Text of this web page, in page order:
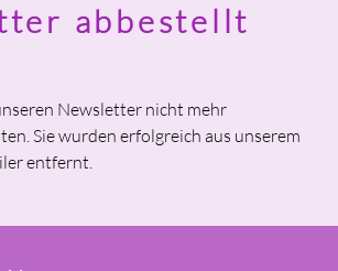
SUCHEN
abbestellt
Newsletter nicht mehr
Sie wurden erfolgreich aus unserem
entfernt.